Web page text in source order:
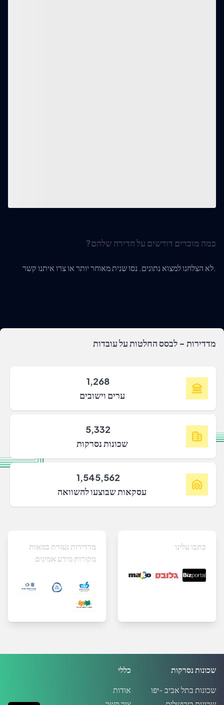
כמה מוכרים דורשים על הדירה שלהם?
לא הצלחנו למצוא נתונים. נסו שנית מאוחר יותר או צרו איתנו קשר.
מדדירות - לבסס החלטות על עובדות
1,268
ערים וישובים
5,332
שכונות נסרקות
1,545,562
עסקאות שבוצעו להשוואה
מדדירות נעזרת במאות
מקורות מידע אמינים
כתבו עלינו
כללי
אודות
שכונות נסרקות
שכונות בתל אביב -יפו